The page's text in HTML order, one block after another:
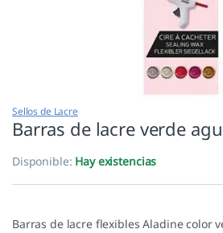
Sellos de Lacre
Barras de lacre verde
Disponible: Hay existencias
Barras de lacre flexibles Aladine color